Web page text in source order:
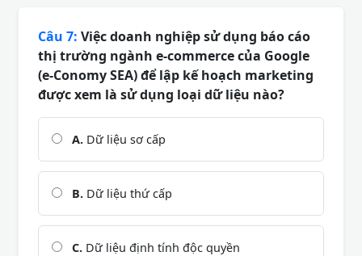
Câu 7: Việc doanh nghiệp sử dụng báo cáo
thị trường ngành e-commerce của Google
(e-Conomy SEA) để lập kế hoạch marketing
được xem là sử dụng loại dữ liệu nào?
A. Dữ liệu sơ cấp
B. Dữ liệu thứ cấp
C. Dữ liệu định tính độc quyền